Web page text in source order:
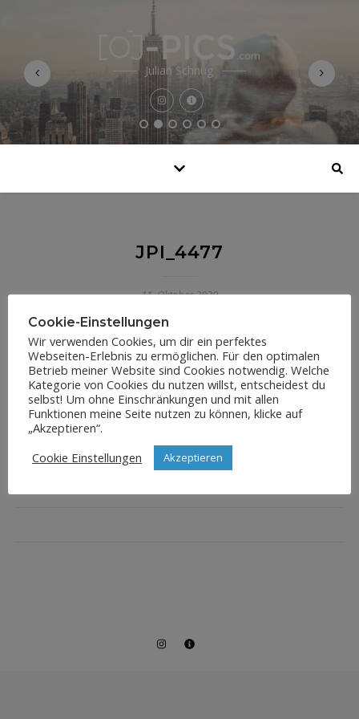
Julian Schnug
JPI_4477
11. Oktober 2020
Cookie-Einstellungen
Wir verwenden Cookies, um dir ein perfektes
Webseiten-Erlebnis zu ermöglichen. Für den optimalen
Betrieb meiner Website sind Cookies notwendig. Welche
Kategorie von Cookies du nutzen willst, entscheidest du
selbst! Um ohne Einschränkungen und mit allen
Funktionen meine Seite nutzen zu können, klicke auf
„Akzeptieren“.
Cookie Einstellungen
Akzeptieren